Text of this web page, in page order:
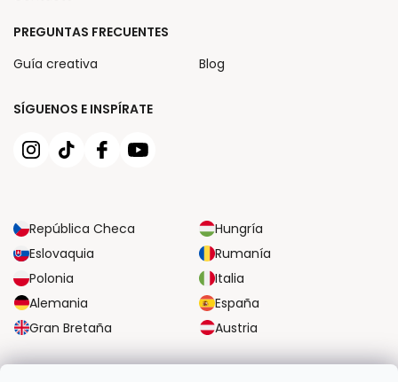
SÍGUENOS E INSPÍRATE
República Checa
Hungría
Eslovaquia
Rumanía
Polonia
Italia
Alemania
España
Gran Bretaña
Austria
PREGUNTAS FRECUENTES
Guía creativa
Blog